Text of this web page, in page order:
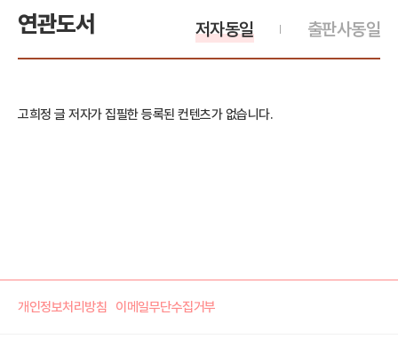
연관도서 출판사동일
저자동일
고희정 글 저자가 집필한 등록된 컨텐츠가 없습니다.
개인정보처리방침 이메일무단수집거부